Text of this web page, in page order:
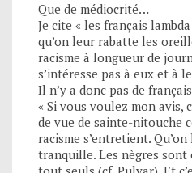
Que de médiocrité…
Je cite « les français
qu’on leur rabatte les
racisme à longueur de
s’intéresse pas à eux et à
Il n’y a donc pas de
« Si vous voulez mon avis,
de vue de sainte-nitouche
racisme s’entretient.
tranquille. Les nègres sont